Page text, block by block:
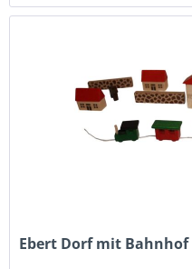
Ebert Dorf mit